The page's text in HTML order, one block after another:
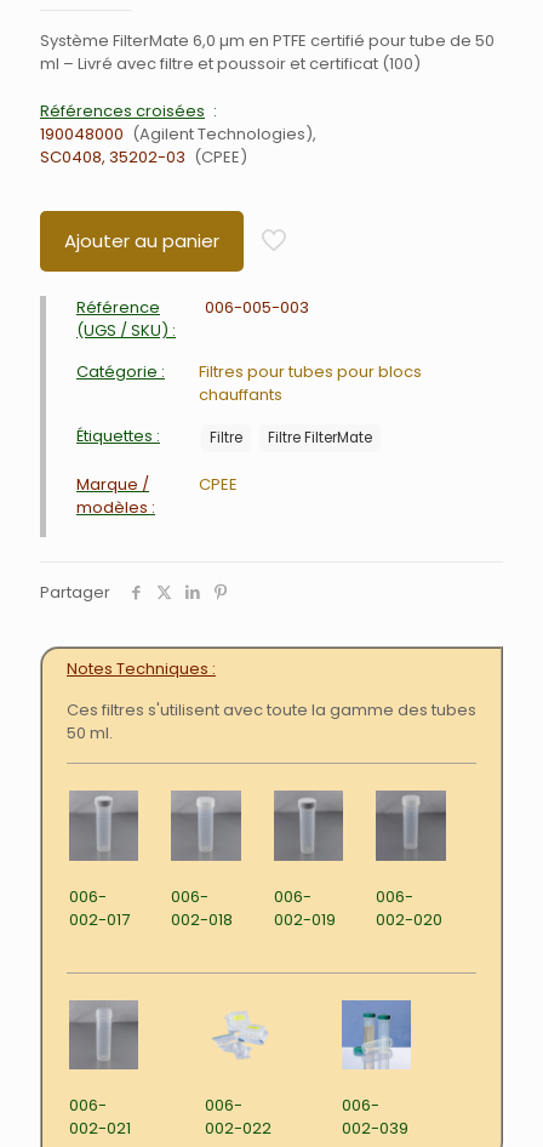
Système FilterMate 6,0 µm en PTFE certifié pour tube de 50
ml – Livré avec filtre et poussoir et certificat (100)
Références croisées
190048000
Agilent Technologies
SC0408, 35202-03
CPEE
Ajouter au panier
Référence
(UGS / SKU) :
006-005-003
Catégorie :
Filtres pour tubes pour blocs
chauffants
Étiquettes :
Filtre Filtre FilterMate
Marque /
modèles :
CPEE
Partager
Notes Techniques
Ces filtres s'utilisent avec toute la gamme des tubes
50 ml.
006-
002-017
006-
002-018
006-
002-019
006-
002-020
006-
002-021
006-
002-022
006-
002-039